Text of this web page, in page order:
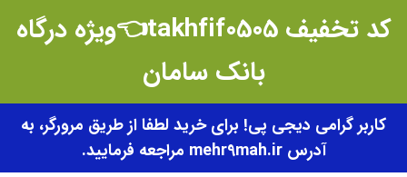
کد تخفیف takhfif0505👈ویژه درگاه
بانک سامان
کاربر گرامی دیجی پی! برای خرید لطفا از طریق مرورگر، به
آدرس mehr9mah.ir مراجعه فرمایید.